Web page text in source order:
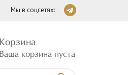
Мы в соцсетях:
Корзина
Ваша корзина пуста